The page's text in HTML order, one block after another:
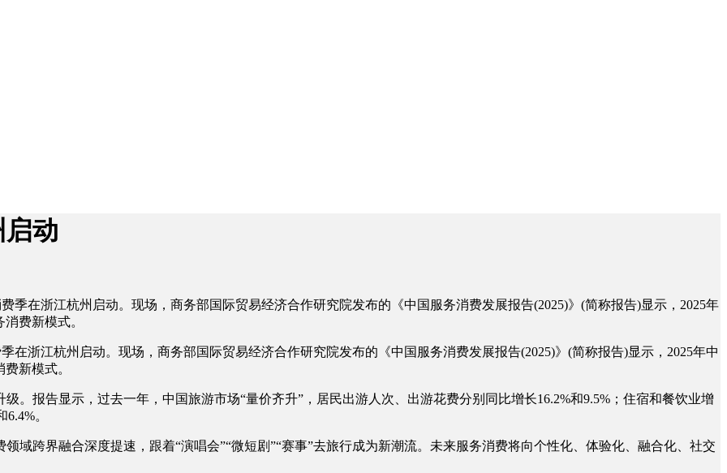
启动
季在浙江杭州启动。现场，商务部国际贸易经济合作研究院发布的《中国服务消费发展报告(2025)》(简称报告)显示，2025年
费新模式。
浙江杭州启动。现场，商务部国际贸易经济合作研究院发布的《中国服务消费发展报告(2025)》(简称报告)显示，2025年中
新模式。
报告显示，过去一年，中国旅游市场“量价齐升”，居民出游人次、出游花费分别同比增长16.2%和9.5%；住宿和餐饮业增
。
跨界融合深度提速，跟着“演唱会”“微短剧”“赛事”去旅行成为新潮流。未来服务消费将向个性化、体验化、融合化、社交